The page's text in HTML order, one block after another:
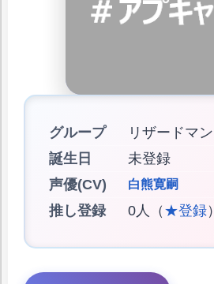
グループ
リザードマン
誕生日
未登録
声優(CV)
白熊寛嗣
推し登録 0人（ ★登録）